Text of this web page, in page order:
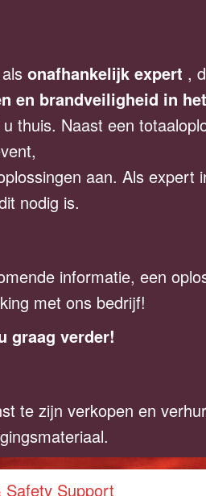
onafhankelijk expert ,
en brandveiligheid in
thuis. Naast een
aan. Als expert
nodig is.
informatie, een
met ons bedrijf!
graag verder!
te zijn verkopen en
Safety Support